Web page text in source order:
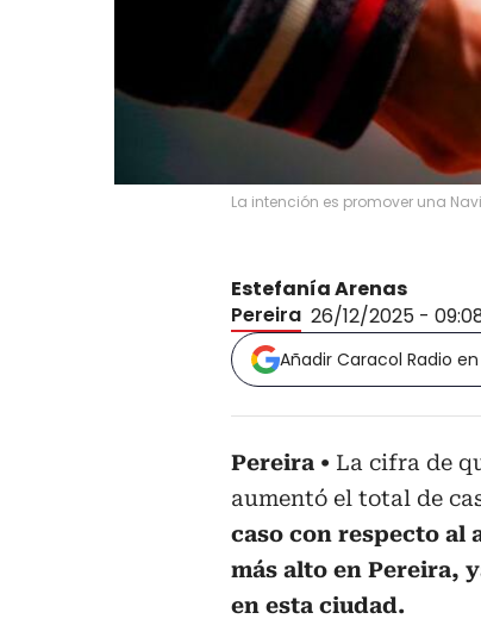
La intención es promover una
Estefanía Arenas
Pereira 26/12/2025 -
Añadir Caracol Radio
Pereira
La cifra de
aumentó el total de
caso con respecto al
más alto en Pereira,
en esta ciudad.